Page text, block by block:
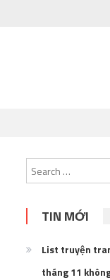
TIN MỚI
List truyện
tháng 11